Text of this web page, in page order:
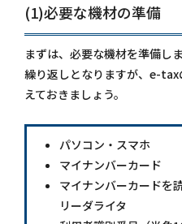
(1)必要な機材の準備
まずは、必要な機材を準備しま
繰り返しとなりますが、e-
えておきましょう。
パソコン・スマホ
マイナンバーカード
マイナンバーカードを
リーダライタ